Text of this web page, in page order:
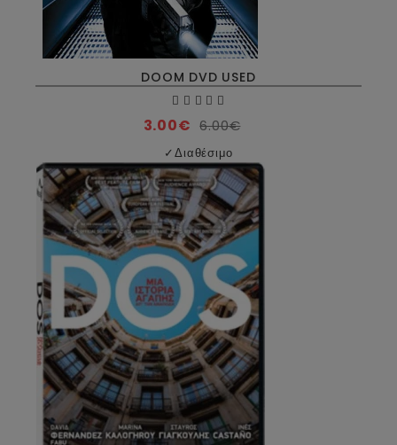
DOOM DVD USED
3.00€ 6.00€
✓Διαθέσιμο